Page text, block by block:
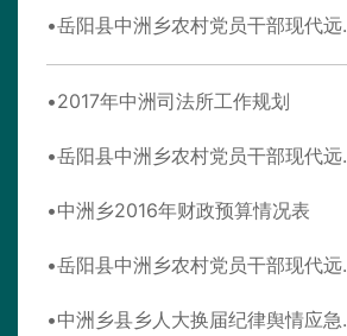
岳阳县中
2017年中洲司法所工作规划
岳阳县中
中洲乡2016年财政预算情况表
岳阳县中
中洲乡